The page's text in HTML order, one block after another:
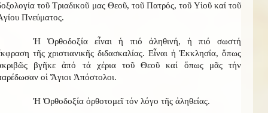
τοῦ Τριαδικοῦ μας Θεοῦ, τοῦ Πατρός, τοῦ Υἱοῦ καί τοῦ
Πνεύματος.
Ἡ Ὀρθοδοξία εἶναι ἡ πιό ἀληθινή, ἡ πιό σωστή
τῆς χριστιανικῆς διδασκαλίας. Εἶναι ἡ Ἐκκλησία, ὅπως
βγῆκε ἀπό τά χέρια τοῦ Θεοῦ καί ὅπως μᾶς τήν
οἱ Ἅγιοι Ἀπόστολοι.
Ἡ Ὀρθοδοξία ὀρθοτομεῖ τόν λόγο τῆς ἀληθείας.